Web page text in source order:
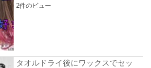
2件のビュー
タオルドライ後にワックスでセッ